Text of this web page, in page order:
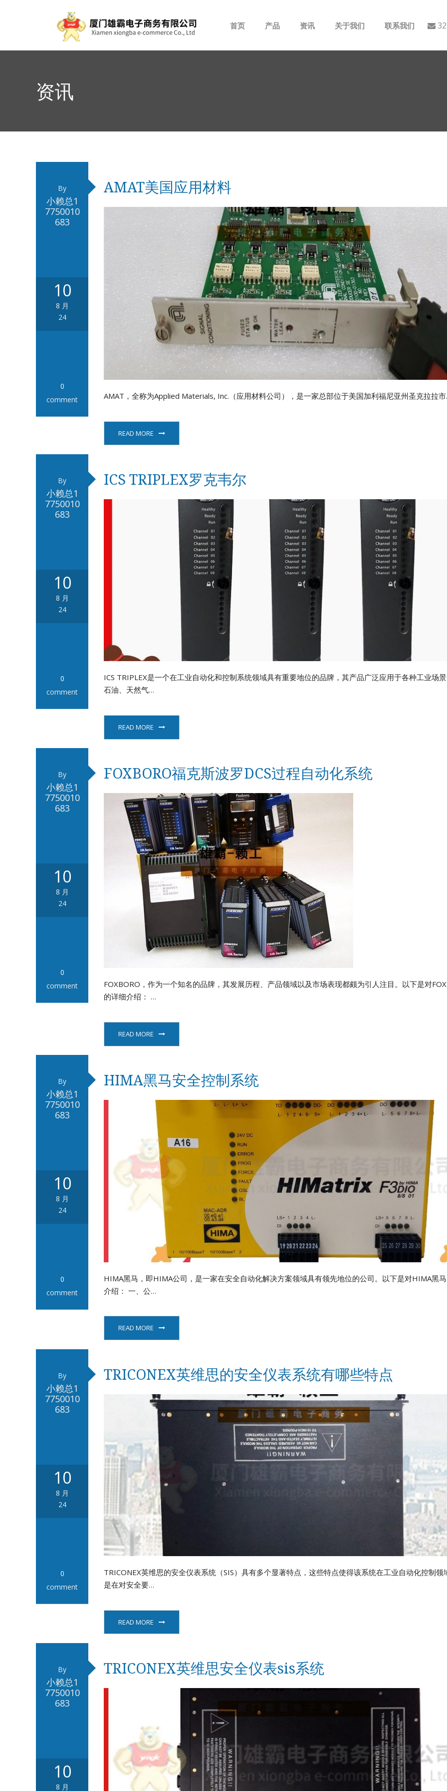
首页 产品
EMERSON
NI
EATON
ELAU
Enterasys
EPRO
FOXBORO
HIMA
ICS TRIPLEX
Lam Research
MOTOROLA
PROSOFT
REXROTH
Rolls Royce
SAM ELETRONICS
资讯 关于我们 联系我们
资讯
By
小赖总1
7750010
683
10
8 月
24
0
comment
AMAT美国应用材料
AMAT，全称为Applied Materials, Inc.（应用材料公司），是一家总部位于美国加利福尼亚州圣克拉拉
READ MORE
By
小赖总1
7750010
683
10
8 月
24
0
comment
ICS TRIPLEX罗克韦尔
ICS TRIPLEX是一个在工业自动化和控制系统领域具有重要地位的品牌，其产品广泛应用于各种工业场
石油、天然气…
READ MORE
By
小赖总1
7750010
683
10
8 月
24
0
comment
FOXBORO福克斯波罗DCS过程自动化系统
FOXBORO，作为一个知名的品牌，其发展历程、产品领域以及市场表现都颇为引人注目。以下是对
的详细介绍： …
READ MORE
By
小赖总1
7750010
683
10
8 月
24
0
comment
HIMA黑马安全控制系统
HIMA黑马，即HIMA公司，是一家在安全自动化解决方案领域具有领先地位的公司。以下是对HIMA黑
介绍： 一、公…
READ MORE
By
小赖总1
7750010
683
10
8 月
24
0
comment
TRICONEX英维思的安全仪表系统有哪些特点
TRICONEX英维思的安全仪表系统（SIS）具有多个显著特点，这些特点使得该系统在工业自动化控制领
是在对安全要…
READ MORE
By
小赖总1
7750010
683
10
8 月
TRICONEX英维思安全仪表sis系统